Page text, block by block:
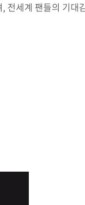
전세계 팬들의 기대